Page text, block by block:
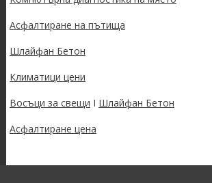
Асфалтиране на пътища
Шлайфан Бетон
Климатици цени
Восъци за свещи I Шлайфан Бетон
Асфалтиране цена